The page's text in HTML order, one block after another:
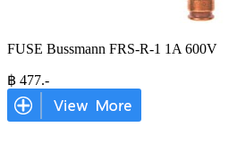
FUSE Bussmann FRS-R-1 1A 600V
฿ 477.-